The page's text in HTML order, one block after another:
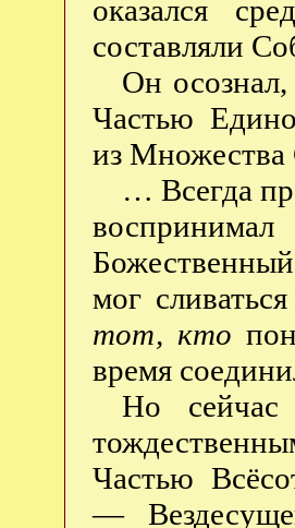
оказался
составляли
Он
Частью
из
… Всегда
мог
тот, кто
время
Но
Частью
—